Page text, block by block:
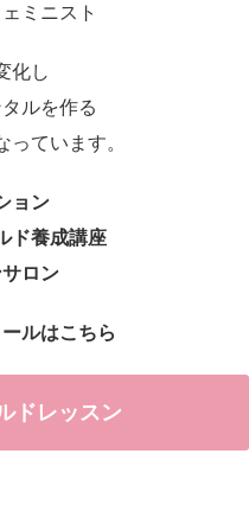
ミニスト
化し
ルを作る
っています。
ョン
ド養成講座
ロン
ルはこちら
ドレッスン